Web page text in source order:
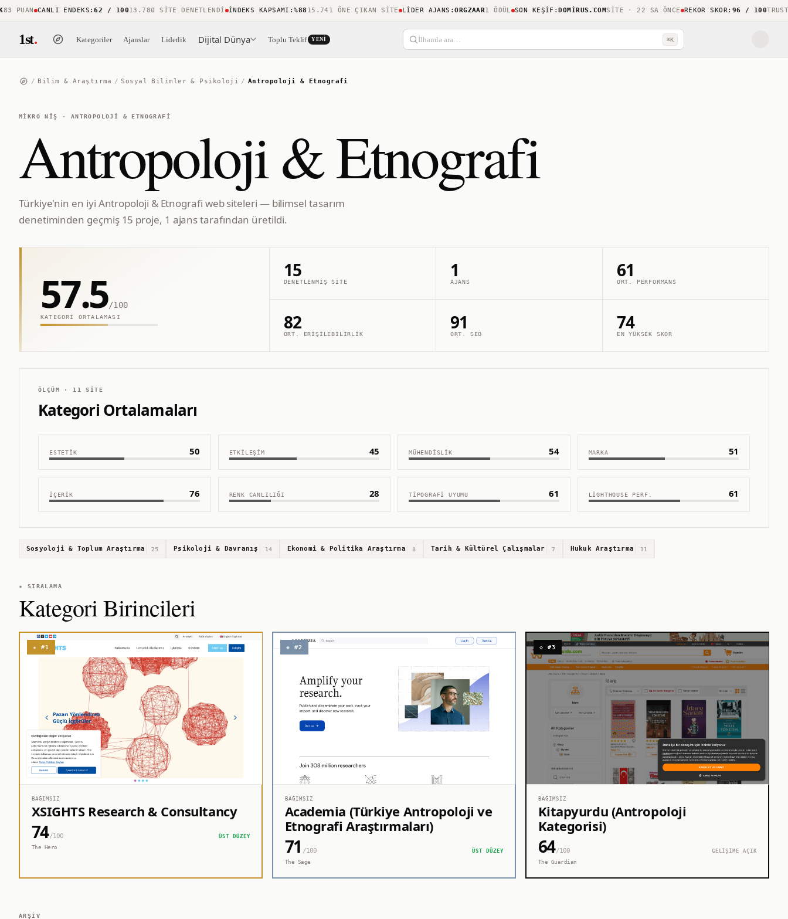
CANLI ENDEKS :62 / 100 13.780 SITE DENETLENDI İNDEKS KAPSAMI:%8815.741 ÖNE ÇIKAN SITE LIDER AJANS:ORGZAAR1 ÖDÜL SON KEŞIF:DOMIRUS.COMSITE · 22 SA ÖNCE REKOR SKOR:96 / 100
1st. Kategoriler Ajanslar Liderlik Dijital Dünya Toplu Teklif YENI İlhamla ara… ⌘K
/ Bilim & Araştırma / Sosyal Bilimler & Psikoloji / Antropoloji & Etnografi
MIKRO NIŞ · ANTROPOLOJI & ETNOGRAFI
Antropoloji & Etnografi
Türkiye'nin en iyi Antropoloji & Etnografi web siteleri — bilimsel tasarım
denetiminden geçmiş 15 proje, 1 ajans tarafından üretildi.
57.5/100
KATEGORI ORTALAMASI
15
DENETLENMIŞ SITE
1
AJANS
61
ORT. PERFORMANS
82
ORT. ERIŞILEBILIRLIK
91
ORT. SEO
74
EN YÜKSEK SKOR
ÖLÇÜM · 11 SITE
Kategori Ortalamaları
ESTETIK 50 ETKILEŞIM 45 MÜHENDISLIK 54 MARKA 51
İÇERIK 76 RENK CANLILIĞI 28 TIPOGRAFI UYUMU 61 LIGHTHOUSE PERF. 61
Sosyoloji & Toplum Araştırma 25 Psikoloji & Davranış 14 Ekonomi & Politika Araştırma 8 Tarih & Kültürel Çalışmalar 7 Hukuk Araştırma 11
★ SIRALAMA
Kategori Birincileri
★ #1
BAĞIMSIZ
XSIGHTS Research & Consultancy
74/100
ÜST DÜZEY
The Hero
◈ #2
BAĞIMSIZ
Academia (Türkiye Antropoloji ve
Etnografi Araştırmaları)
71 /100
ÜST DÜZEY
The Sage
◇ #3
BAĞIMSIZ
Kitapyurdu (Antropoloji
Kategorisi)
64/100
GELİŞİME AÇIK
The Guardian
ARŞIV